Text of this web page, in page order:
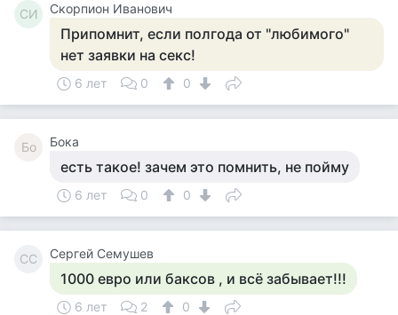
СИ Скорпион Иванович
Припомнит, если полгода от "любимого"
нет заявки на секс!
6 лет 0 0
Бо Бока
есть такое! зачем это помнить, не пойму
6 лет 0 0
СС Сергей Семушев
1000 евро или баксов , и всё забывает!!!
6 лет 2 0